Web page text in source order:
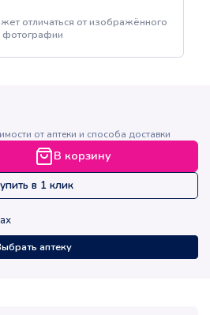
отличаться от изображённого
фотографии
от аптеки и способа доставки
В корзину
в 1 клик
аптеку